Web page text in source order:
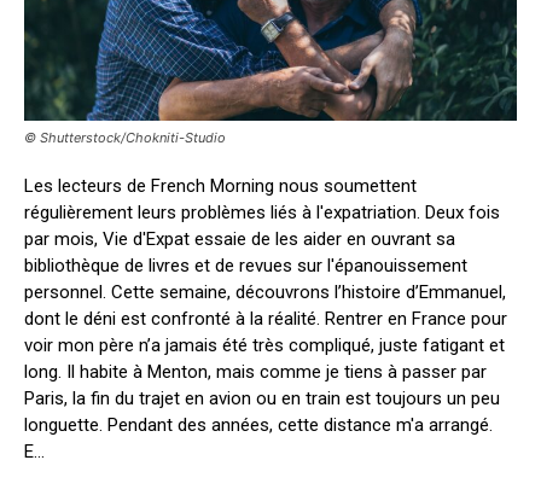
© Shutterstock/Chokniti-Studio
Les lecteurs de French Morning nous soumettent
régulièrement leurs problèmes liés à l'expatriation. Deux fois
par mois, Vie d'Expat essaie de les aider en ouvrant sa
bibliothèque de livres et de revues sur l'épanouissement
personnel. Cette semaine, découvrons l’histoire d’Emmanuel,
dont le déni est confronté à la réalité. Rentrer en France pour
voir mon père n’a jamais été très compliqué, juste fatigant et
long. Il habite à Menton, mais comme je tiens à passer par
Paris, la fin du trajet en avion ou en train est toujours un peu
longuette. Pendant des années, cette distance m'a arrangé.
E...